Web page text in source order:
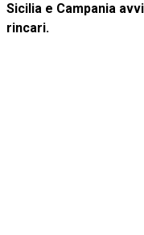
Sicilia e Campania
rincari.